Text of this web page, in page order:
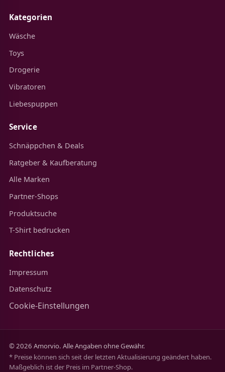
Kategorien
Wäsche
Toys
Drogerie
Vibratoren
Liebespuppen
Service
Schnäppchen & Deals
Ratgeber & Kaufberatung
Alle Marken
Partner-Shops
Produktsuche
T-Shirt bedrucken
Rechtliches
Impressum
Datenschutz
Cookie-Einstellungen
© 2026 Amorvio. Alle Angaben ohne Gewähr.
* Preise können sich seit der letzten Aktualisierung geändert haben.
Maßgeblich ist der Preis im Partner-Shop.